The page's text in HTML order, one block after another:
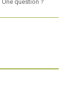
Une question ?